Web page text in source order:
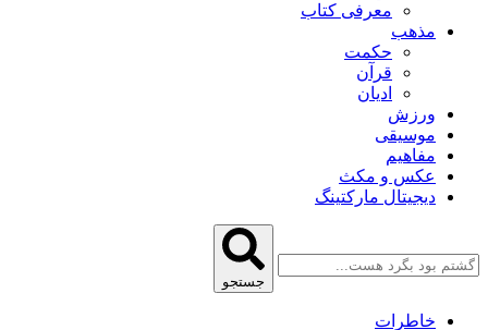
معرفی کتاب
مذهب
حکمت
قرآن
ادیان
ورزش
موسیقی
مفاهیم
عکس و مکث
دیجیتال مارکتینگ
جستجو
خاطرات